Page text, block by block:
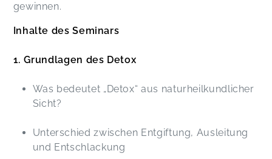
gewinnen.
Inhalte des Seminars
1. Grundlagen des Detox
Was bedeutet „Detox“ aus naturheilkundlicher
Sicht?
Unterschied zwischen Entgiftung, Ausleitung
und Entschlackung